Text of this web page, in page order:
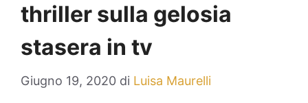
thriller sulla gelosia
stasera in tv
Giugno 19, 2020 di Luisa Maurelli